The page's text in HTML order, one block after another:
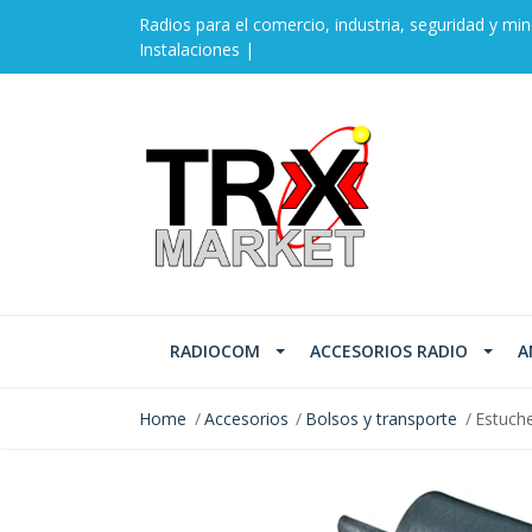
Radios para el comercio, industria, seguridad y
Instalaciones |
RADIOCOM ACCESORIOS RADIO
Home Accesorios Bolsos y transporte